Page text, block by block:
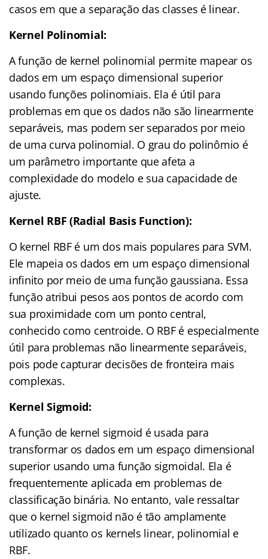
casos em que a separação das classes é linear.
Kernel Polinomial:
A função de kernel polinomial permite mapear os
dados em um espaço dimensional superior
usando funções polinomiais. Ela é útil para
problemas em que os dados não são linearmente
separáveis, mas podem ser separados por meio
de uma curva polinomial. O grau do polinômio é
um parâmetro importante que afeta a
complexidade do modelo e sua capacidade de
ajuste.
Kernel RBF (Radial Basis Function):
O kernel RBF é um dos mais populares para SVM.
Ele mapeia os dados em um espaço dimensional
infinito por meio de uma função gaussiana. Essa
função atribui pesos aos pontos de acordo com
sua proximidade com um ponto central,
conhecido como centroide. O RBF é especialmente
útil para problemas não linearmente separáveis,
pois pode capturar decisões de fronteira mais
complexas.
Kernel Sigmoid:
A função de kernel sigmoid é usada para
transformar os dados em um espaço dimensional
superior usando uma função sigmoidal. Ela é
frequentemente aplicada em problemas de
classificação binária. No entanto, vale ressaltar
que o kernel sigmoid não é tão amplamente
utilizado quanto os kernels linear, polinomial e
RBF.